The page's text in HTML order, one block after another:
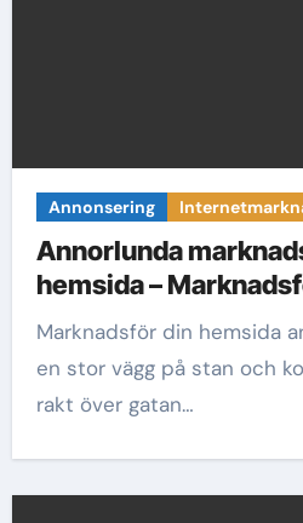
Annonsering
Annorlunda
hemsida –
Marknadsför din hemsida annorlunda Leta upp
en stor vägg på stan och
rakt över gatan…